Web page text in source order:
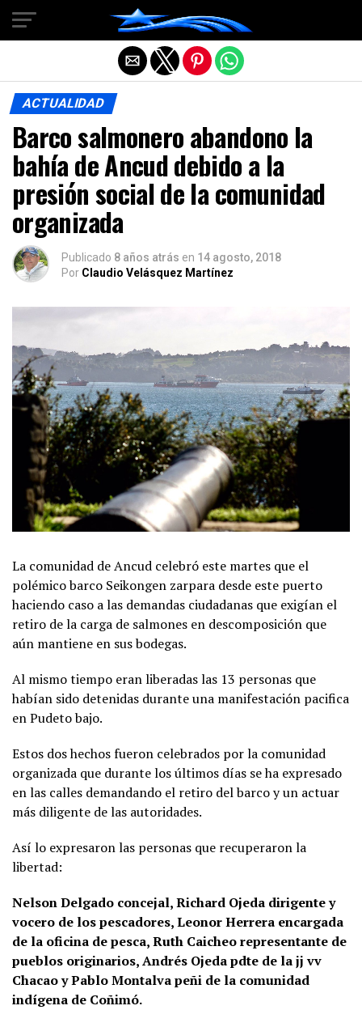
ACTUALIDAD
Barco salmonero abandono la
bahía de Ancud debido a la
presión social de la comunidad
organizada
Publicado 8 años atrás en 14 agosto, 2018
Por Claudio Velásquez Martínez
La comunidad de Ancud celebró este martes que el
polémico barco Seikongen zarpara desde este puerto
haciendo caso a las demandas ciudadanas que exigían el
retiro de la carga de salmones en descomposición que
aún mantiene en sus bodegas.
Al mismo tiempo eran liberadas las 13 personas que
habían sido detenidas durante una manifestación pacifica
en Pudeto bajo.
Estos dos hechos fueron celebrados por la comunidad
organizada que durante los últimos días se ha expresado
en las calles demandando el retiro del barco y un actuar
más diligente de las autoridades.
Así lo expresaron las personas que recuperaron la
libertad:
Nelson Delgado concejal, Richard Ojeda dirigente y
vocero de los pescadores, Leonor Herrera encargada
de la oficina de pesca, Ruth Caicheo representante de
pueblos originarios, Andrés Ojeda pdte de la jj vv
Chacao y Pablo Montalva peñi de la comunidad
indígena de Coñimó.
Salir de la versión móvil